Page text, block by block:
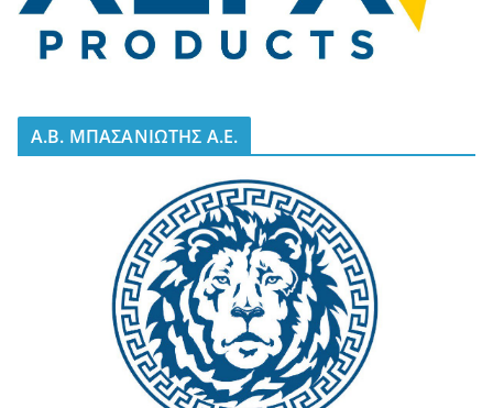
A.B. ΜΠΑΣΑΝΙΩΤΗΣ Α.Ε.